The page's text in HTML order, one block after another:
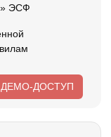
ЭСФ
ДОСТУП